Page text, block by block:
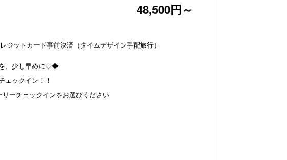
48,500円～
ジットカード事前決済（タイムデザイン手配旅行）
、少し早めに◇◆
ェックイン！！
ーチェックインをお選びください